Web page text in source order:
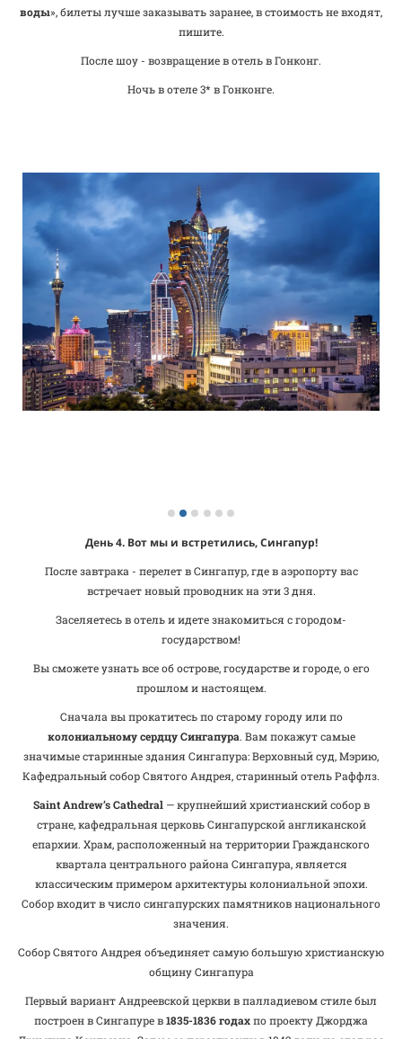
воды», билеты лучше заказывать заранее, в стоимость не входят,
пишите.
После шоу - возвращение в отель в Гонконг.
Ночь в отеле 3* в Гонконге.
День 4. Вот мы и встретились, Сингапур!
После завтрака - перелет в Сингапур, где в аэропорту вас
встречает новый проводник на эти 3 дня.
Заселяетесь в отель и идете знакомиться с городом-
государством!
Вы сможете узнать все об острове, государстве и городе, о его
прошлом и настоящем.
Сначала вы прокатитесь по старому городу или по
колониальному сердцуСингапура. Вам покажут самые
значимые старинные здания Сингапура: Верховный суд, Мэрию,
Кафедральный собор Святого Андрея, старинный отель Раффлз.
Saint Andrew’s Cathedral — крупнейший христианский собор в
стране, кафедральная церковь Сингапурской англиканской
епархии. Храм, расположенный на территории Гражданского
квартала центрального района Сингапура, является
классическим примером архитектуры колониальной эпохи.
Собор входит в число сингапурских памятников национального
значения.
Собор Святого Андрея объединяет самую большую христианскую
общину Сингапура
Первый вариант Андреевской церкви в палладиевом стиле был
построен в Сингапуре в1835-1836 годахпо проекту Джорджа